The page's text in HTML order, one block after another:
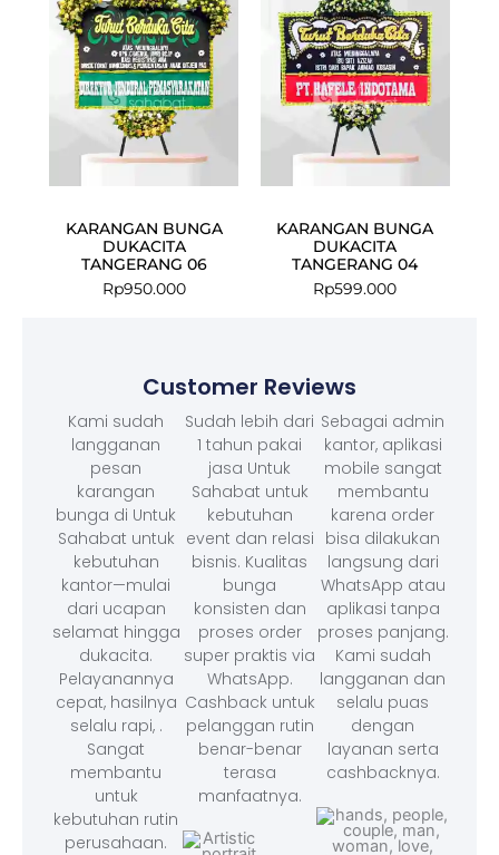
KARANGAN BUNGA
DUKACITA
TANGERANG 06
Rp950.000
KARANGAN BUNGA
DUKACITA
TANGERANG 04
Rp599.000
Customer Reviews
Kami sudah
langganan
pesan
karangan
bunga di Untuk
Sahabat untuk
kebutuhan
kantor—mulai
dari ucapan
selamat hingga
dukacita.
Pelayanannya
cepat, hasilnya
selalu rapi, .
Sangat
membantu
untuk
kebutuhan rutin
perusahaan.
Sudah lebih dari
1 tahun pakai
jasa Untuk
Sahabat untuk
kebutuhan
event dan relasi
bisnis. Kualitas
bunga
konsisten dan
proses order
super praktis via
WhatsApp.
Cashback untuk
pelanggan rutin
benar-benar
terasa
manfaatnya.
Sebagai admin
kantor, aplikasi
mobile sangat
membantu
karena order
bisa dilakukan
langsung dari
WhatsApp atau
aplikasi tanpa
proses panjang.
Kami sudah
langganan dan
selalu puas
dengan
layanan serta
cashbacknya.